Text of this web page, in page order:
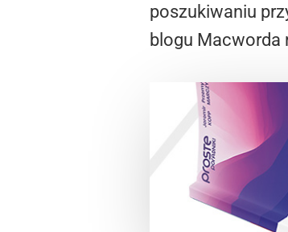
poszukiwaniu
blogu Macworda